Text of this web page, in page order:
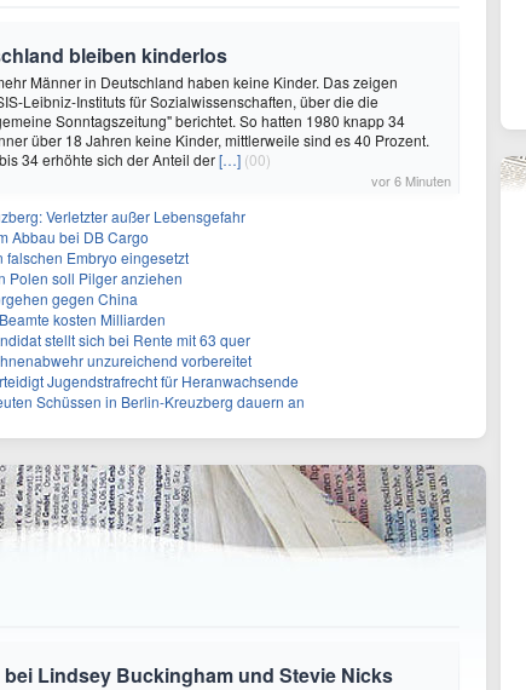
bleiben kinderlos
Männer in Deutschland haben keine Kinder. Das zeigen
Leibniz-Instituts für Sozialwissenschaften, über die die
Sonntagszeitung" berichtet. So hatten 1980 knapp 34
über 18 Jahren keine Kinder, mittlerweile sind es 40 Prozent.
34 erhöhte sich der Anteil der[…] (00)
vor 6 Minuten
Verletzter außer Lebensgefahr
Abbau bei DB Cargo
falschen Embryo eingesetzt
Polen soll Pilger anziehen
gegen China
kosten Milliarden
stellt sich bei Rente mit 63 quer
unzureichend vorbereitet
Jugendstrafrecht für Heranwachsende
Schüssen in Berlin-Kreuzberg dauern an
Lindsey Buckingham und Stevie Nicks